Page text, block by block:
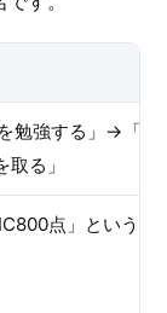
を勉強する」→「
る」
点」という数